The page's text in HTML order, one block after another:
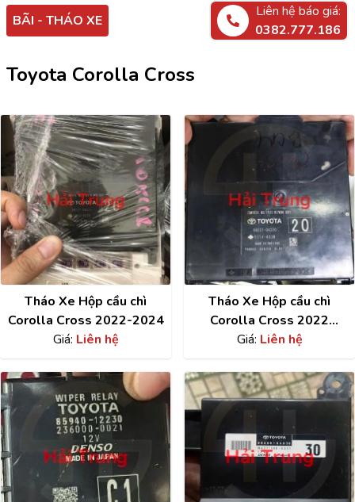
BÃI - THÁO XE
Liên hệ báo giá:
0382.777.186
Toyota Corolla Cross
Tháo Xe Hộp cầu chì
Corolla Cross 2022-2024
Giá: Liên hệ
Tháo Xe Hộp cầu chì
Corolla Cross 2022
892210A220
Giá: Liên hệ